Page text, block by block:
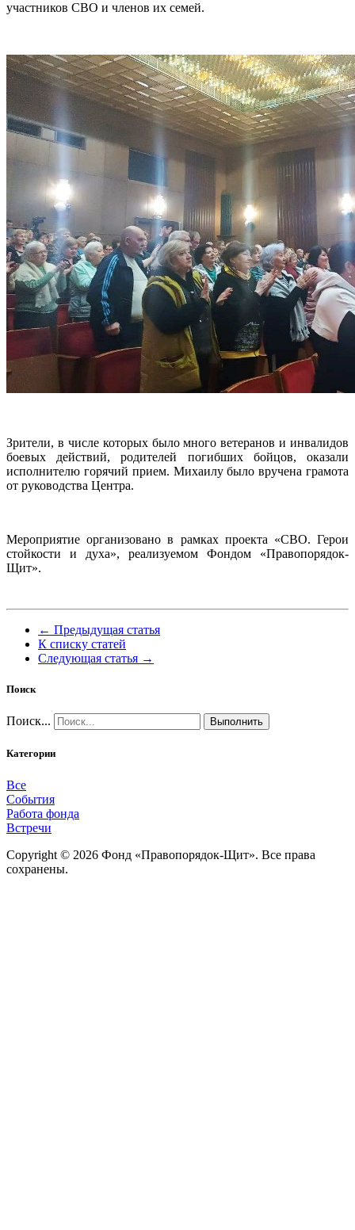
участников СВО и членов их семей.
Зрители, в числе которых было много ветеранов и инвалидов
боевых действий, родителей погибших бойцов, оказали
исполнителю горячий прием. Михаилу было вручена грамота
от руководства Центра.
Мероприятие организовано в рамках проекта «СВО. Герои
стойкости и духа», реализуемом Фондом «Правопорядок-
Щит».
← Предыдущая статья
К списку статей
Следующая статья →
Поиск
Поиск... Выполнить
Категории
Все
События
Работа фонда
Встречи
Copyright © 2026 Фонд «Правопорядок-Щит». Все права
сохранены.